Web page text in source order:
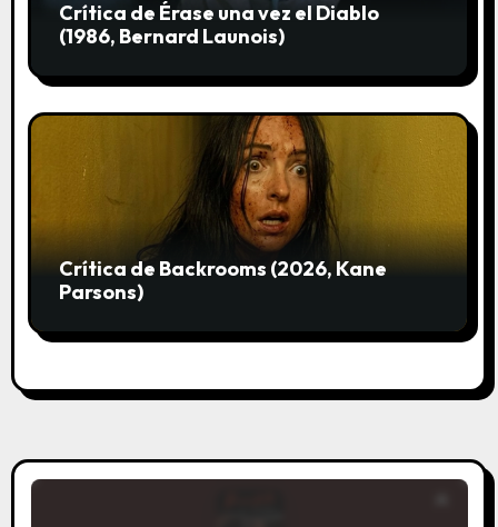
Crítica de Érase una vez el Diablo
(1986, Bernard Launois)
Crítica de Backrooms (2026, Kane
Parsons)